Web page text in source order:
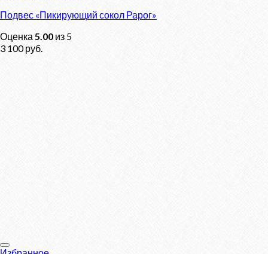
Подвес «Пикирующий сокол Рарог»
Оценка 5.00 из 5
3 100руб.